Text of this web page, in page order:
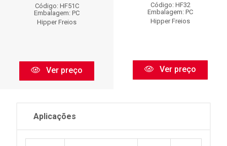
Código: HF51C
Embalagem: PC
Hipper Freios
Ver preço
Código: HF32
Embalagem: PC
Hipper Freios
Ver preço
Aplicações